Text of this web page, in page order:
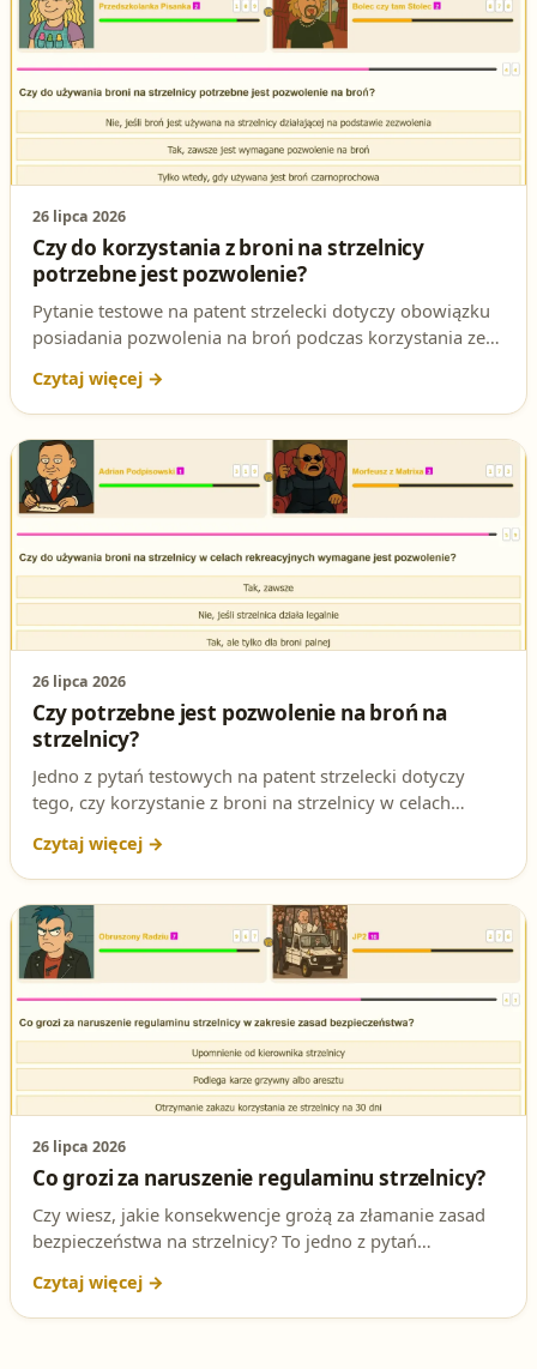
26 lipca 2026
Czy do korzystania z broni na strzelnicy
potrzebne jest pozwolenie?
Pytanie testowe na patent strzelecki dotyczy obowiązku
posiadania pozwolenia na broń podczas korzystania ze
prawną.
26 lipca 2026
Czy potrzebne jest pozwolenie na broń na
strzelnicy?
Jedno z pytań testowych na patent strzelecki dotyczy
tego, czy korzystanie z broni na strzelnicy w celach
odpowiedź i jej podstawę prawną.
26 lipca 2026
Co grozi za naruszenie regulaminu strzelnicy?
Czy wiesz, jakie konsekwencje grożą za złamanie zasad
bezpieczeństwa na strzelnicy? To jedno z pytań
poprawną odpowiedź i jej podstawę prawną.